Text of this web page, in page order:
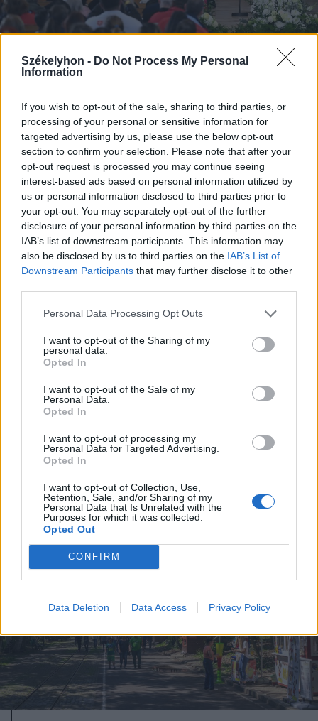
Székelyhon - Do Not Process My Personal
Information
If you wish to opt-out of the sale, sharing to third parties, or
processing of your personal or sensitive information for
targeted advertising by us, please use the below opt-out
section to confirm your selection. Please note that after your
opt-out request is processed you may continue seeing
interest-based ads based on personal information utilized by
us or personal information disclosed to third parties prior to
your opt-out. You may separately opt-out of the further
disclosure of your personal information by third parties on the
IAB’s list of downstream participants. This information may
also be disclosed by us to third parties on the IAB’s List of
Downstream Participants that may further disclose it to other
Personal Data Processing Opt Outs
I want to opt-out of the Sharing of my
personal data.
Opted In
I want to opt-out of the Sale of my
Personal Data.
Opted In
I want to opt-out of processing my
Personal Data for Targeted Advertising.
Opted In
I want to opt-out of Collection, Use,
Retention, Sale, and/or Sharing of my
Personal Data that Is Unrelated with the
Purposes for which it was collected.
Opted Out
CONFIRM
Data Deletion Data Access Privacy Policy
Ferenc pápa: a tevékeny szeretet
nyelvét beszélő egyházra van
szükség
2023. április 29., szombat
Csernátonban